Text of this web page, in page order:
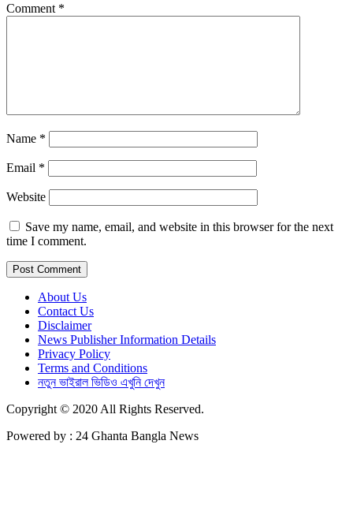
Comment *
Name *
Email *
Website
Save my name, email, and website in this browser for the next
time I comment.
About Us
Contact Us
Disclaimer
News Publisher Information Details
Privacy Policy
Terms and Conditions
নতুন ভাইরাল ভিডিও এখুনি দেখুন
Copyright © 2020 All Rights Reserved.
Powered by : 24 Ghanta Bangla News